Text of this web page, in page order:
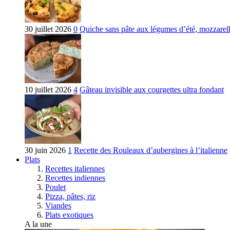
30 juillet 2026 0 Quiche sans pâte aux légumes d’été,
10 juillet 2026 4 Gâteau invisible aux courgettes ultra fondant
30 juin 2026 1 Recette des Rouleaux d’aubergines à l’italienne
Plats
Recettes italiennes
Recettes indiennes
Poulet
Pizza, pâtes, riz
Viandes
Plats exotiques
A la une